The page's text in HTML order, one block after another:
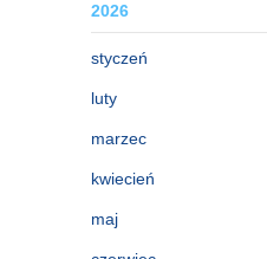
2026
styczeń
luty
marzec
kwiecień
maj